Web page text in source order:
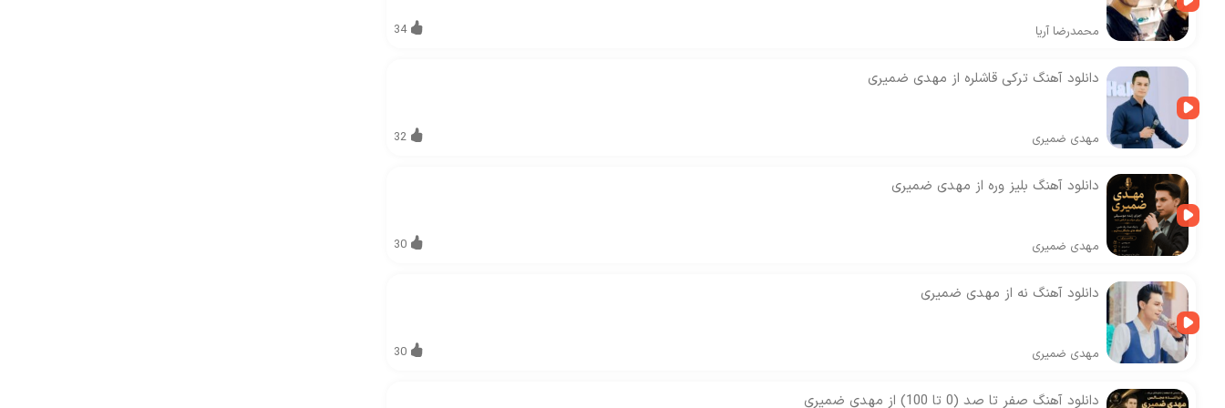
محمدرضا آریا 34
دانلود آهنگ ترکی قاشلره از مهدی ضمیری
مهدی ضمیری 32
دانلود آهنگ بلیز وره از مهدی ضمیری
مهدی ضمیری 30
دانلود آهنگ نه از مهدی ضمیری
مهدی ضمیری 30
دانلود آهنگ صفر تا صد (0 تا 100) از مهدی ضمیری